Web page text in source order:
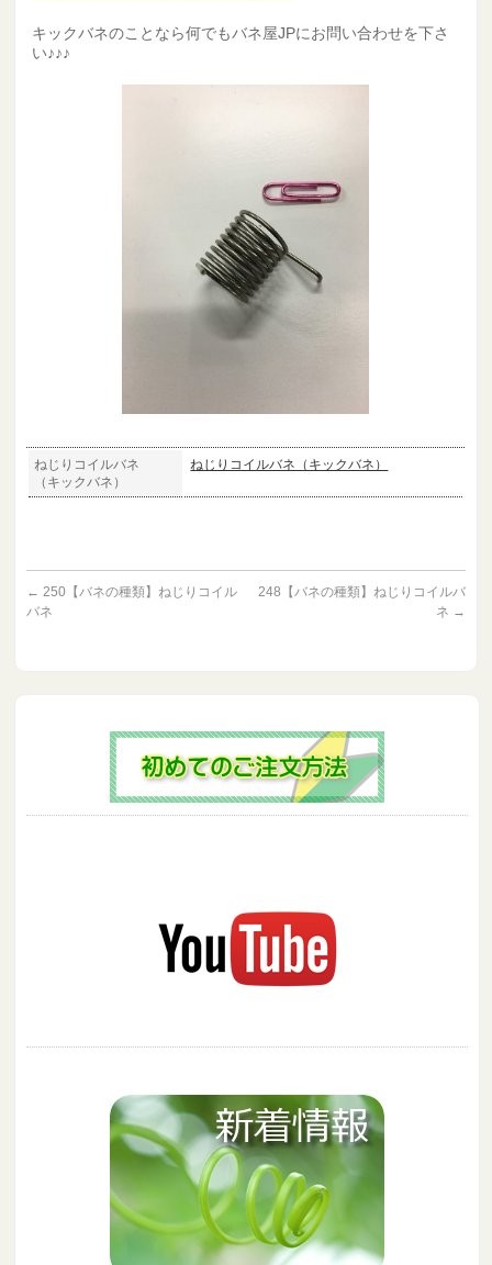
キックバネのことなら何でもバネ屋JPにお問い合わせを下さ
い♪♪♪
ねじりコイルバネ
（キックバネ）
ねじりコイルバネ（キックバネ）
← 250【バネの種類】ねじりコイル
バネ
248【バネの種類】ねじりコイルバ
ネ →